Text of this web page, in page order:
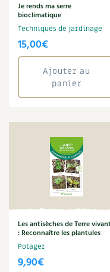
Je rends ma serre
bioclimatique
Techniques de jardinage
15,00€
Ajouter au
panier
Les antisèches de Terre
: Reconnaître les plantules
Potager
9,90€